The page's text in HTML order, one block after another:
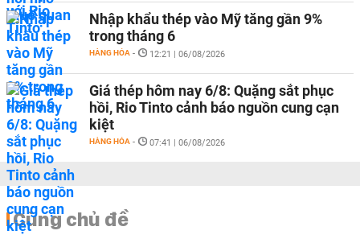
Nhập khẩu thép vào Mỹ tăng gần 9%
trong tháng 6
HÀNG HÓA - 12:21 | 06/08/2026
Giá thép hôm nay 6/8: Quặng sắt phục
hồi, Rio Tinto cảnh báo nguồn cung cạn
kiệt
HÀNG HÓA - 07:41 | 06/08/2026
Cùng chủ đề